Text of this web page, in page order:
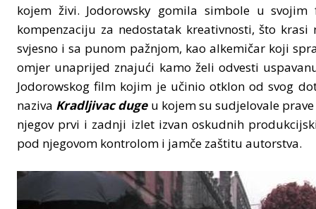
kojem živi. Jodorowsky gomila simbole u
kompenzaciju za nedostatak kreativnosti, što
svjesno i sa punom pažnjom, kao alkemičar koji
omjer unaprijed znajući kamo želi odvesti
Jodorowskog film kojim je učinio otklon od svog
naziva Kradljivac dugeu kojem su sudjelovale
njegov prvi i zadnji izlet izvan oskudnih
pod njegovom kontrolom i jamče zaštitu autorstva.